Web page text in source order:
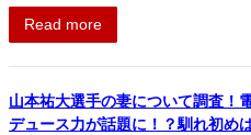
Read more
山本祐大選手の妻について調査！
デュース力が話題に！？馴れ初め